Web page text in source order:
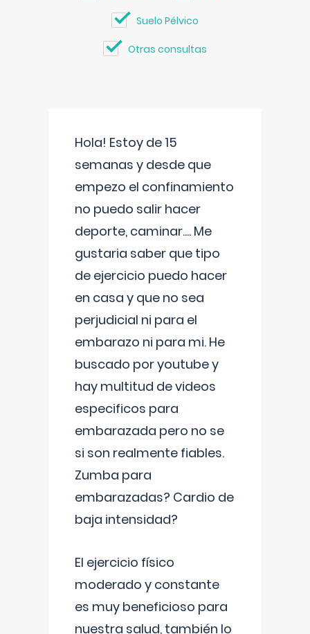
Suelo Pélvico
Otras consultas
Hola! Estoy de 15
semanas y desde que
empezo el confinamiento
no puedo salir hacer
deporte, caminar.... Me
gustaria saber que tipo
de ejercicio puedo hacer
en casa y que no sea
perjudicial ni para el
embarazo ni para mi. He
buscado por youtube y
hay multitud de videos
especificos para
embarazada pero no se
si son realmente fiables.
Zumba para
embarazadas? Cardio de
baja intensidad?
El ejercicio físico
moderado y constante
es muy beneficioso para
nuestra salud, también lo